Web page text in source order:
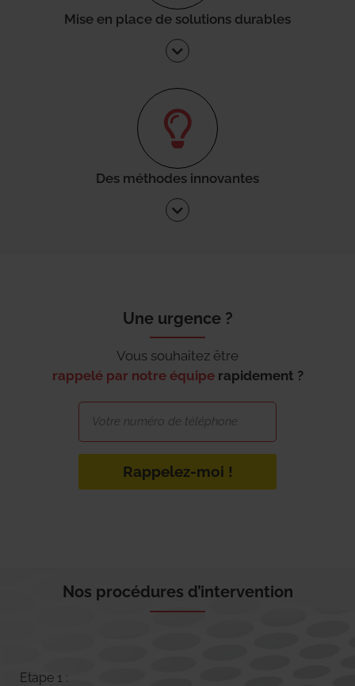
Mise en place de solutions durables
Des méthodes innovantes
Une urgence ?
Vous souhaitez être
rappelé par notre équipe rapidement ?
Rappelez-moi !
Nos procédures d’intervention
Etape 1 :